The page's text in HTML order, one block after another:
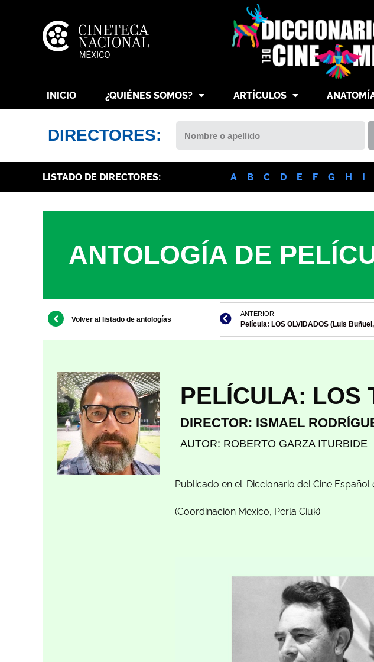
INICIO ¿QUIÉNES SOMOS? ARTÍCULOS
DIRECTORES:
LISTADO DE DIRECTORES: A B C D E F G H I
ANTOLOGÍA DE
Volver al listado de antologías
ANTERIOR
Película: LOS OLVIDADOS (Luis
PELÍCULA: LOS
DIRECTOR: ISMAEL
AUTOR: ROBERTO GARZA ITURBIDE
Publicado en el: Diccionario del Cine
(Coordinación México, Perla Ciuk)